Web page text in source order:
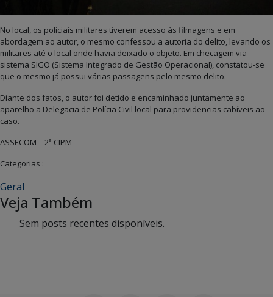
No local, os policiais militares tiverem acesso às filmagens e em
abordagem ao autor, o mesmo confessou a autoria do delito, levando os
militares até o local onde havia deixado o objeto. Em checagem via
sistema SIGO (Sistema Integrado de Gestão Operacional), constatou-se
que o mesmo já possui várias passagens pelo mesmo delito.
Diante dos fatos, o autor foi detido e encaminhado juntamente ao
aparelho a Delegacia de Polícia Civil local para providencias cabíveis ao
caso.
ASSECOM – 2ª CIPM
Categorias :
Geral
Veja Também
Sem posts recentes disponíveis.